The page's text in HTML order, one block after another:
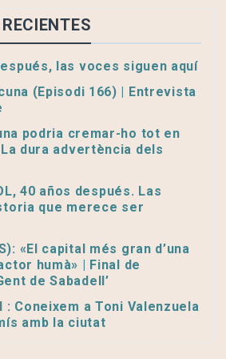
las voces siguen aquí
(Episodi 166) | Entrevista
podria cremar-ho tot en
dura advertència dels
40 años después. Las
que merece ser
«El capital més gran d’una
humà» | Final de
de Sabadell’
: Coneixem a Toni Valenzuela
amb la ciutat